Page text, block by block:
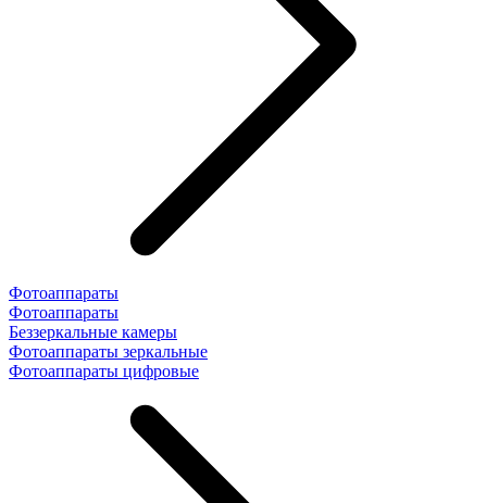
Фотоаппараты
Фотоаппараты
Беззеркальные камеры
Фотоаппараты зеркальные
Фотоаппараты цифровые